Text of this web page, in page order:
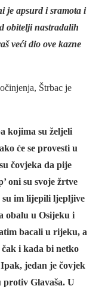
je apsurd i sramota i
obitelji nastradalih
veći dio ove kazne
Štrbac je
kojima su željeli
će se provesti u
čovjeka da pije
oni su svoje žrtve
im lijepili ljepljive
obalu u Osijeku i
bacali u rijeku, a
i kada bi netko
jedan je čovjek
protiv Glavaša. U